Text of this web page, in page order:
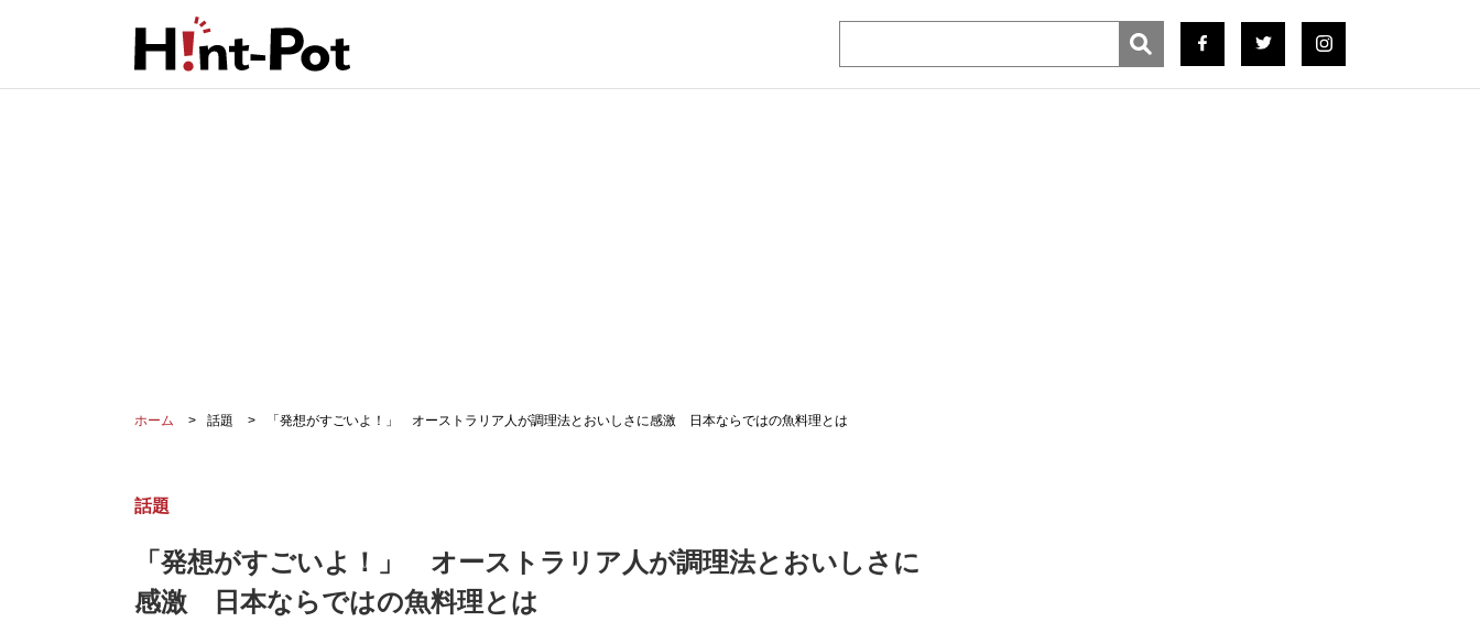
ホーム 話題 「発想がすごいよ！」 オーストラリア人が調理法とおいしさに感激 日本ならではの魚料理とは
話題
「発想がすごいよ！」 オーストラリア人が調理法とおいしさに
感激 日本ならではの魚料理とは